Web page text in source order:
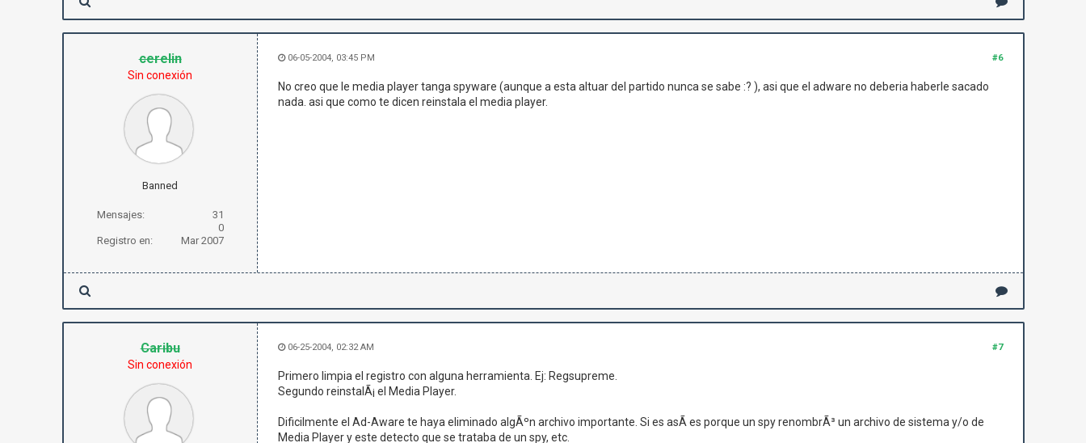
cerelin
Sin conexión
Banned
Mensajes:
31
0
Registro en:
Mar 2007
#6
06-05-2004, 03:45 PM
No creo que le media player tanga spyware (aunque a esta altuar del partido nunca se sabe :? ), asi que el adware no deberia haberle sacado
nada. asi que como te dicen reinstala el media player.
Caribu
Sin conexión
#7
06-25-2004, 02:32 AM
Primero limpia el registro con alguna herramienta. Ej: Regsupreme.
Segundo reinstalÃ¡ el Media Player.
Dificilmente el Ad-Aware te haya eliminado algÃºn archivo importante. Si es asÃ­ es porque un spy renombrÃ³ un archivo de sistema y/o de
Media Player y este detecto que se trataba de un spy, etc.